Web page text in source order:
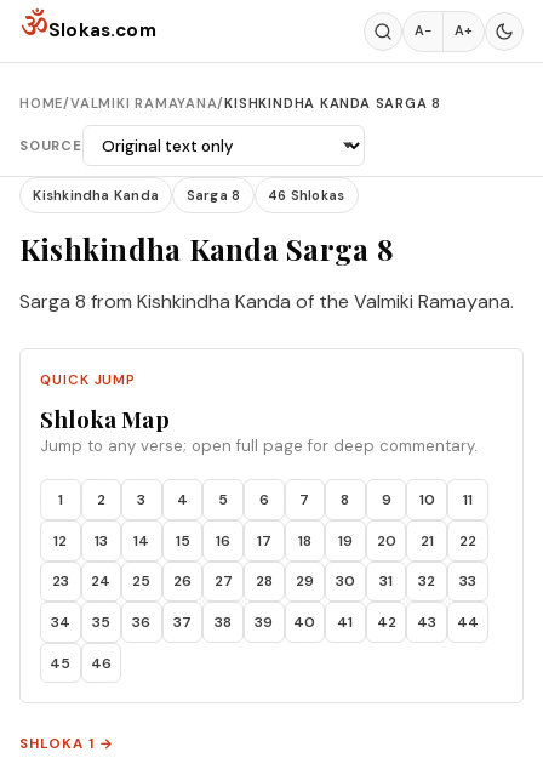
Skip to content
ॐSlokas.com A− A+
HOME/VALMIKI RAMAYANA/KISHKINDHA KANDA SARGA 8
SOURCE
Kishkindha Kanda Sarga 8 46 Shlokas
Kishkindha Kanda Sarga 8
Sarga 8 from Kishkindha Kanda of the Valmiki Ramayana.
QUICK JUMP
Shloka Map
Jump to any verse; open full page for deep commentary.
1 2 3 4 5 6 7 8 9 10 11
12 13 14 15 16 17 18 19 20 21 22
23 24 25 26 27 28 29 30 31 32 33
34 35 36 37 38 39 40 41 42 43 44
45 46
SHLOKA 1 →